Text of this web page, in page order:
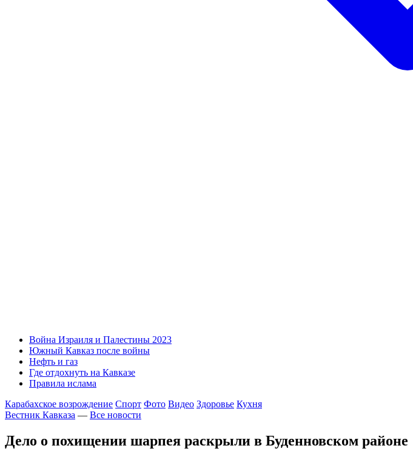
Война Израиля и Палестины 2023
Южный Кавказ после войны
Нефть и газ
Где отдохнуть на Кавказе
Правила ислама
Карабахское возрождение Спорт Фото Видео Здоровье Кухня
Вестник Кавказа — Все новости
Дело о похищении шарпея раскрыли в Буденновском районе